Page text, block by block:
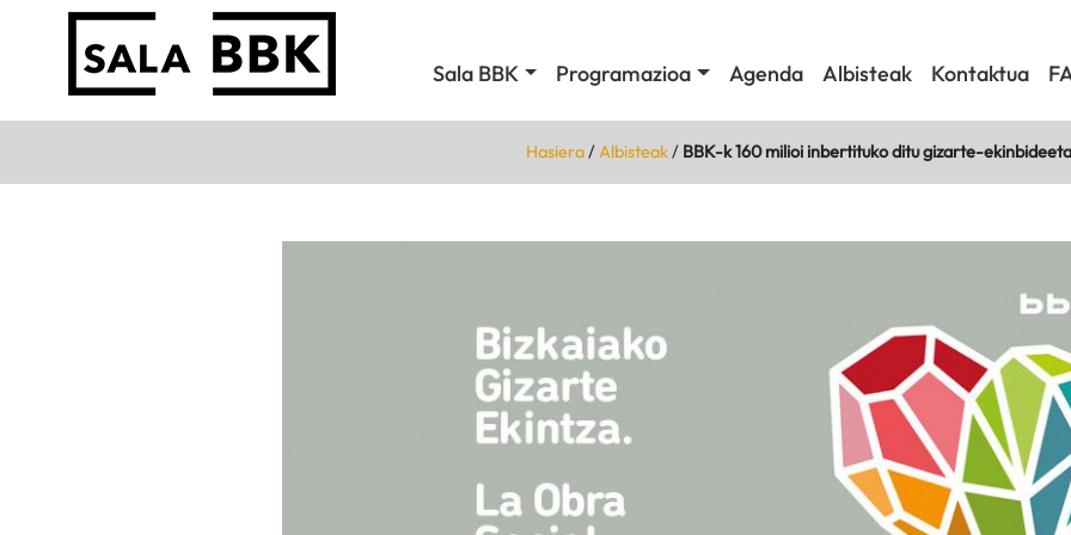
Sala BBK Programazioa Agenda Albisteak Kontaktua
Hasiera/Albisteak/ BBK-k 160 milioi inbertituko ditu gizarte-